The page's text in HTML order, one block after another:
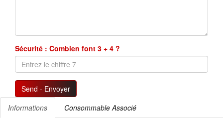
Sécurité : Combien font 3 + 4 ?
Send - Envoyer
Informations
Consommable Associé